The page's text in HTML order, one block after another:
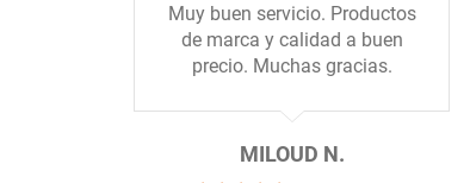
Muy buen servicio. Productos
de marca y calidad a buen
precio. Muchas gracias.
MILOUD N.